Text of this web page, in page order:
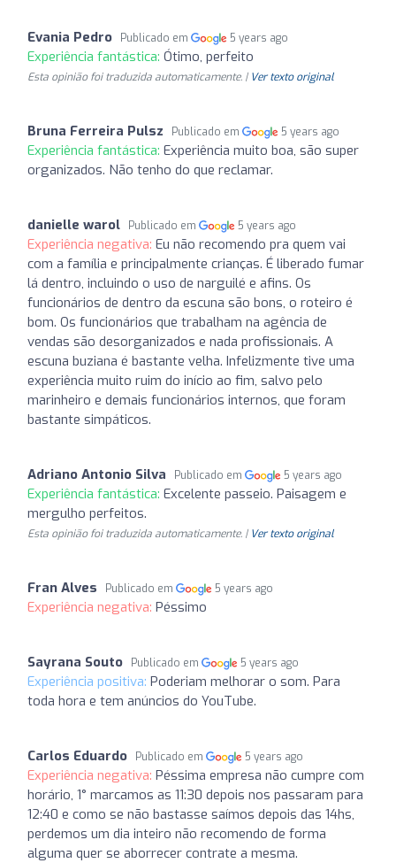
Evania Pedro Publicado em 5 years ago
Experiência fantástica: Ótimo, perfeito
Esta opinião foi traduzida automaticamente. | Ver texto original
Bruna Ferreira Pulsz Publicado em 5 years ago
Experiência fantástica: Experiência muito boa, são super
organizados. Não tenho do que reclamar.
danielle warol Publicado em 5 years ago
Experiência negativa: Eu não recomendo pra quem vai
com a família e principalmente crianças. É liberado fumar
lá dentro, incluindo o uso de narguilé e afins. Os
funcionários de dentro da escuna são bons, o roteiro é
bom. Os funcionários que trabalham na agência de
vendas são desorganizados e nada profissionais. A
escuna buziana é bastante velha. Infelizmente tive uma
experiência muito ruim do início ao fim, salvo pelo
marinheiro e demais funcionários internos, que foram
bastante simpáticos.
Adriano Antonio Silva Publicado em 5 years ago
Experiência fantástica: Excelente passeio. Paisagem e
mergulho perfeitos.
Esta opinião foi traduzida automaticamente. | Ver texto original
Fran Alves Publicado em 5 years ago
Experiência negativa: Péssimo
Sayrana Souto Publicado em 5 years ago
Experiência positiva: Poderiam melhorar o som. Para
toda hora e tem anúncios do YouTube.
Carlos Eduardo Publicado em 5 years ago
Experiência negativa: Péssima empresa não cumpre com
horário, 1° marcamos as 11:30 depois nos passaram para
12:40 e como se não bastasse saímos depois das 14hs,
perdemos um dia inteiro não recomendo de forma
alguma quer se aborrecer contrate a mesma.